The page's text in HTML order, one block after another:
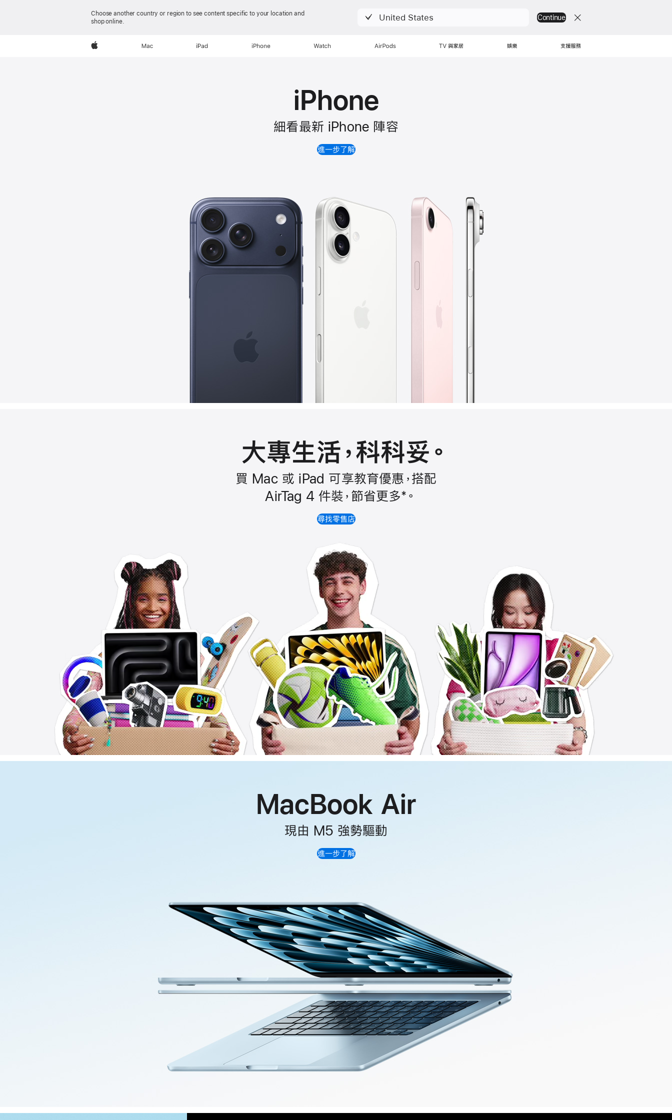
Choose another country or region to see content specific to your location and
shop online.
United States Continue
Apple Mac iPad iPhone Watch AirPods TV 與家居 娛樂 支援服務
iPhone
細看最新 iPhone 陣容
進一步了解
大專生活，科科妥 。
買 Mac 或 iPad 可享教育優惠，搭配
AirTag 4 件裝， 節省更多* 。
尋找零售店
MacBook Air
現由 M5 強勢驅動
進一步了解